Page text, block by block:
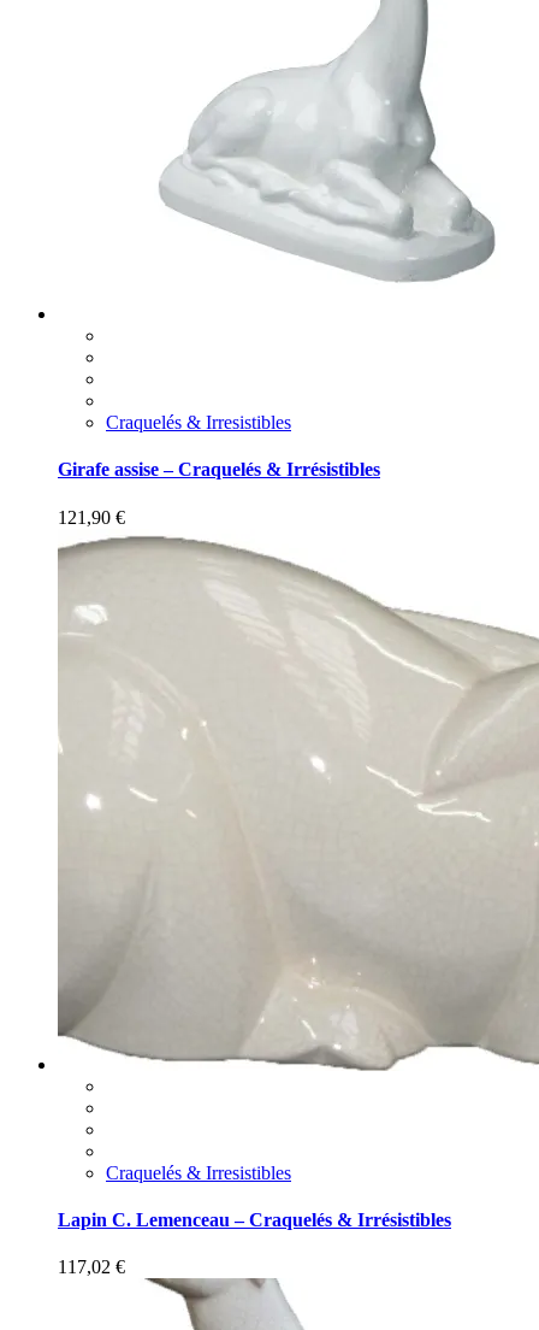
Craquelés & Irresistibles
Girafe assise – Craquelés & Irrésistibles
121,90 €
Craquelés & Irresistibles
Lapin C. Lemenceau – Craquelés & Irrésistibles
117,02 €